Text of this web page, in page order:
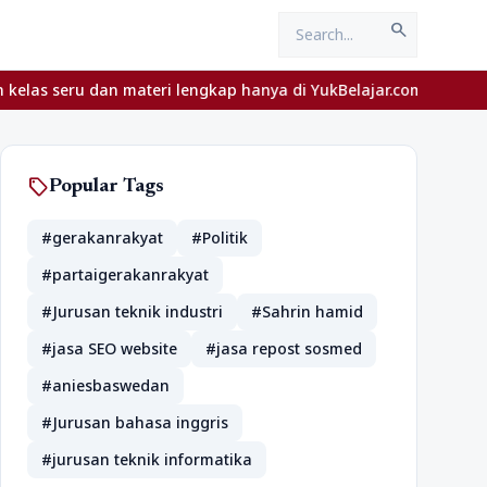
search
materi lengkap hanya di YukBelajar.com. Mulai langkah
sellPopular Tags
#gerakanrakyat
#Politik
#partaigerakanrakyat
#Jurusan teknik industri
#Sahrin hamid
#jasa SEO website
#jasa repost sosmed
#aniesbaswedan
#Jurusan bahasa inggris
#jurusan teknik informatika